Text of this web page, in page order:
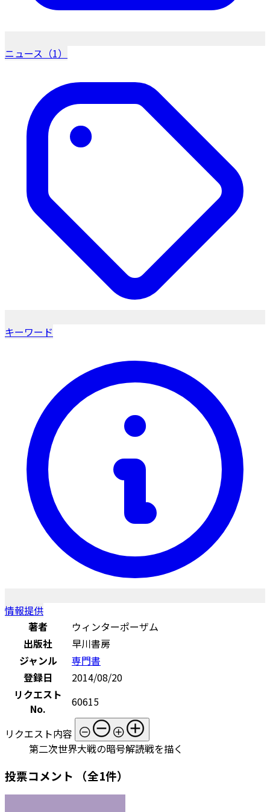
ニュース（1）
キーワード
情報提供
著者
ウィンターポーザム
出版社
早川書房
ジャンル
専門書
登録日
2014/08/20
リクエスト
No.
60615
リクエスト内容
第二次世界大戦の暗号解読戦を描く
投票コメント （全1件）